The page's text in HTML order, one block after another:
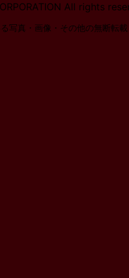
All rights
写真・画像・その他の無断転